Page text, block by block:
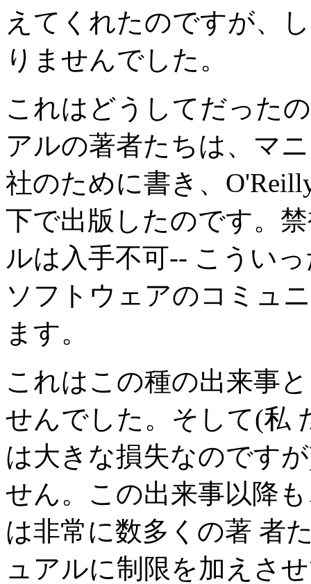
えてくれたのですが、
りませんでした。
これはどうしてだった
アルの著者たちは、マ
社のために書き、
下で出版したのです。
ルは入手不可-- こうい
ソフトウェアのコミュ
ます。
これはこの種の出来事
せんでした。そして(私
は大きな損失なのです
せん。この出来事以降
は非常に数多くの著 者
ュアルに制限を加えさ